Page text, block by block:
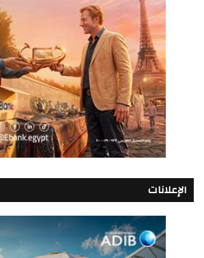
الإعلانات